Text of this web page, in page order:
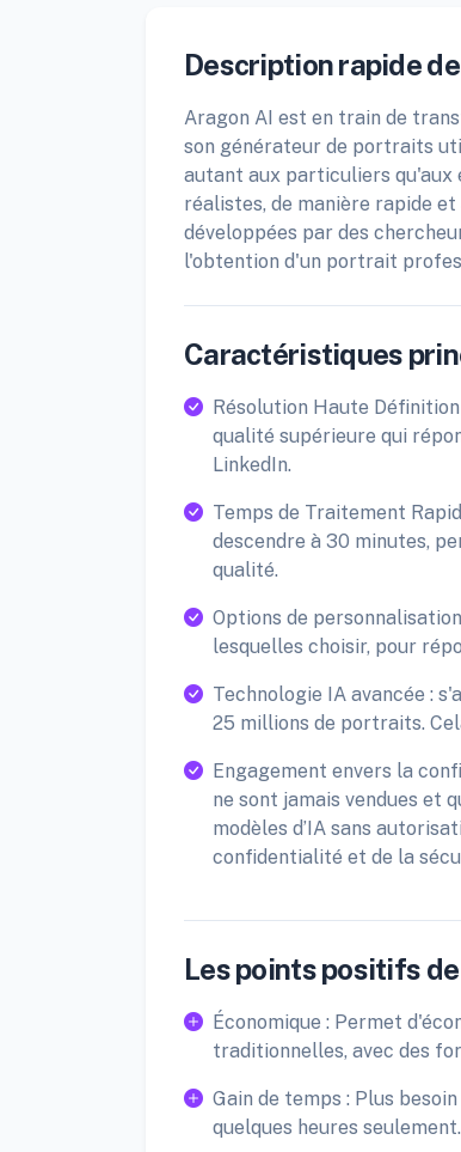
Description rapide
Aragon AI est en train de
son générateur de portraits
autant aux particuliers qu'aux
réalistes, de manière rapide
développées par des
l'obtention d'un portrait
Caractéristiques
Résolution Haute
qualité supérieure qui
LinkedIn.
Temps de Traitement
descendre à 30 minutes,
qualité.
Options de
lesquelles choisir, pour
Technologie IA avancée :
25 millions de portraits.
Engagement envers la
ne sont jamais vendues et
modèles d’IA sans
confidentialité et de la
Les points positifs
Économique : Permet
traditionnelles, avec des
Gain de temps : Plus
quelques heures seulement.